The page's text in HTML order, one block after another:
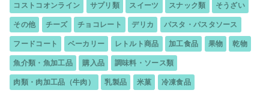
コストコオンライン サプリ類 スイーツ スナック類 そうざい
その他 チーズ チョコレート デリカ パスタ・パスタソース
フードコート ベーカリー レトルト商品 加工食品 果物 乾物
魚介類・魚加工品 購入品 調味料・ソース類
肉類・肉加工品（牛肉） 乳製品 米菓 冷凍食品